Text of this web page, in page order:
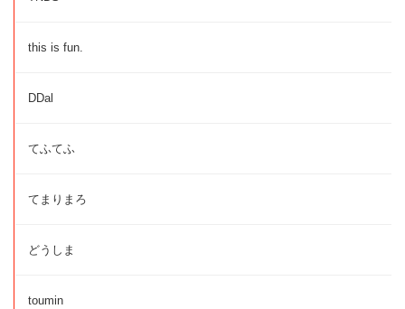
this is fun.
DDal
てふてふ
てまりまろ
どうしま
toumin